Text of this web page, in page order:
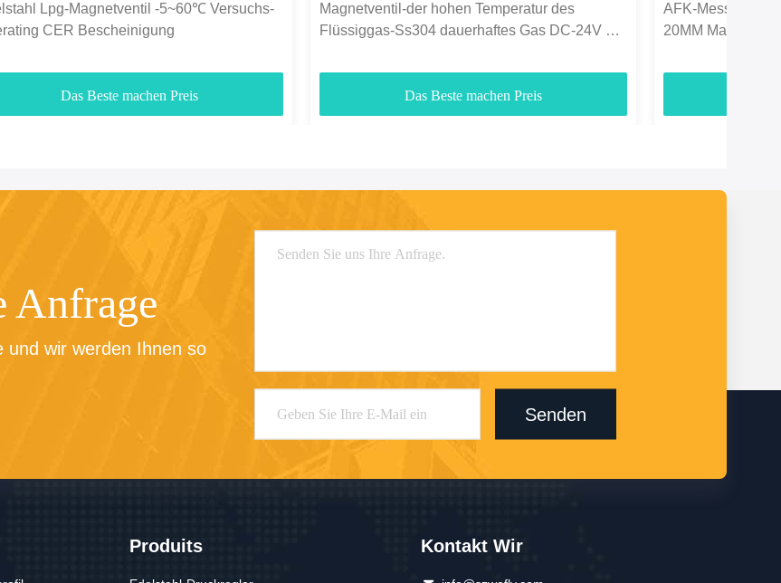
Lpg-Magnetventil -5~60℃ Versuchs-
CER Bescheinigung
Das Beste machen Preis
Magnetventil-der hohen Temperatur des
Flüssiggas-Ss304 dauerhaftes Gas DC-24V 1/4
Das Beste machen Preis
AFK-
20MM Marinelpg
Anfrage
und wir werden Ihnen so
Senden
Produits Kontakt Wir